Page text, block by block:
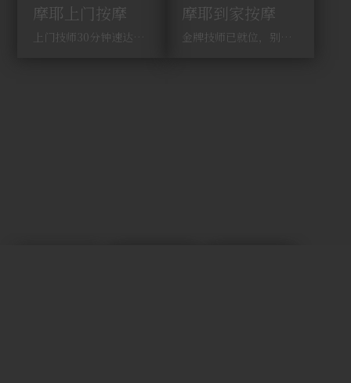
摩耶上门按摩
上门技师30分钟速达，别问，快约！
摩耶到家按摩
金牌技师已就位，别纠结，马上预约！